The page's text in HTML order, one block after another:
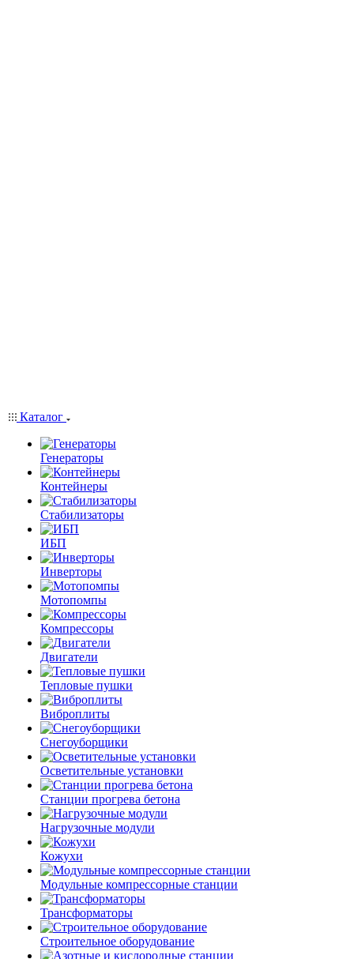
Каталог
Генераторы
Контейнеры
Стабилизаторы
ИБП
Инверторы
Мотопомпы
Компрессоры
Двигатели
Тепловые пушки
Виброплиты
Снегоуборщики
Осветительные установки
Станции прогрева бетона
Нагрузочные модули
Кожухи
Модульные компрессорные станции
Трансформаторы
Строительное оборудование